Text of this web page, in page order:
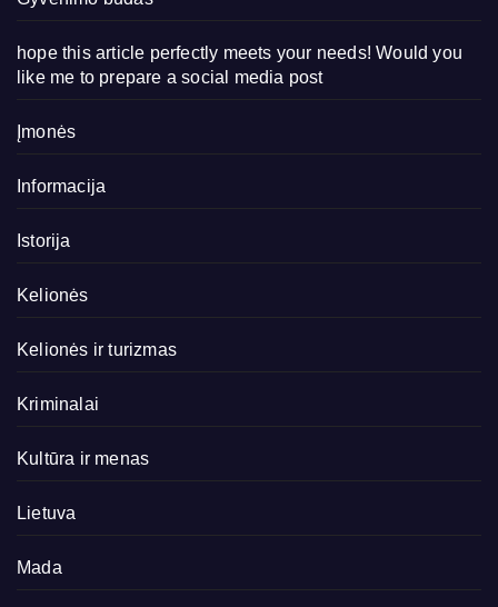
hope this article perfectly meets your needs! Would you
like me to prepare a social media post
Įmonės
Informacija
Istorija
Kelionės
Kelionės ir turizmas
Kriminalai
Kultūra ir menas
Lietuva
Mada